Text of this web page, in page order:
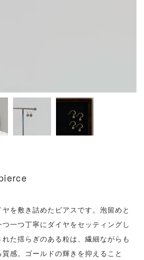
を敷き詰めたピアスです。泡留めと
一つ丁寧にダイヤをセッティングし
た揺らぎのある粒は、繊細ながらも
感。ゴールドの輝きを抑えること